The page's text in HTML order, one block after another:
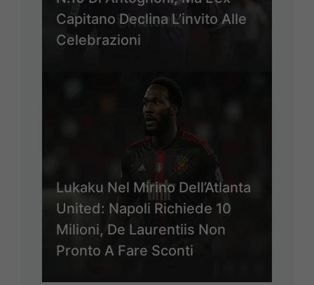
Capitano Declina L’invito Alle
Celebrazioni
Lukaku Nel Mirino Dell’Atlanta
United: Napoli Richiede 10
Milioni, De Laurentiis Non
Pronto A Fare Sconti